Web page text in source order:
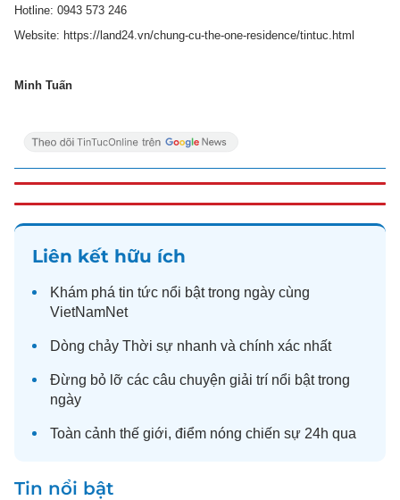
Hotline: 0943 573 246
Website: https://land24.vn/chung-cu-the-one-residence/tintuc.html
Minh Tuấn
Liên kết hữu ích
Khám phá tin tức nổi bật trong ngày cùng
VietNamNet
Dòng chảy Thời sự nhanh và chính xác nhất
Đừng bỏ lỡ các câu chuyện giải trí nổi bật trong
ngày
Toàn cảnh thế giới, điểm nóng chiến sự 24h qua
Tin nổi bật